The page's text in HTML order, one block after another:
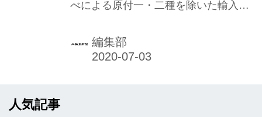
え、活動の改善と充実を図る考え。新
大への期待は大きい。◇
べによる原付一・二種を除いた輸入車
軽二輪車を合わせた販売台数は、前年
に比べ3・3％増加し2万4768台となっ
編集部
人気記事